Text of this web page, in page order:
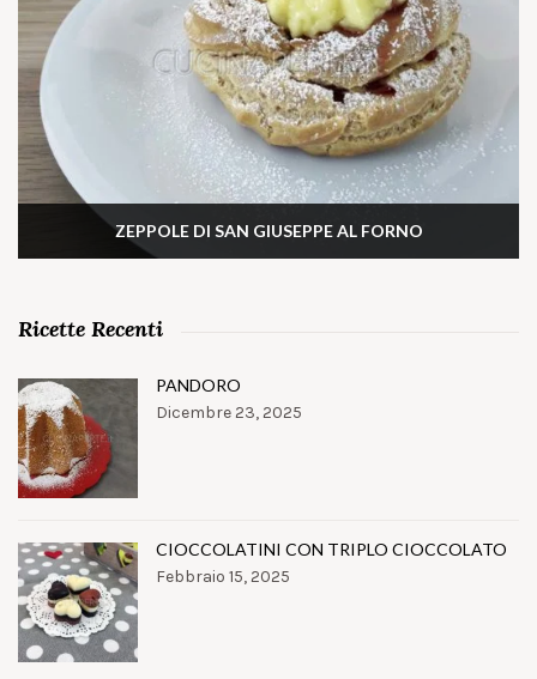
ZEPPOLE DI SAN GIUSEPPE AL FORNO
Ricette Recenti
PANDORO
Dicembre 23, 2025
CIOCCOLATINI CON TRIPLO CIOCCOLATO
Febbraio 15, 2025